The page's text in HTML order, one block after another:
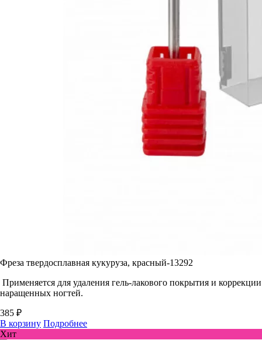
Фреза твердосплавная кукуруза, красный-13292
Применяется для удаления гель-лакового покрытия и коррекции
наращенных ногтей.
385 ₽
В корзину Подробнее
Хит